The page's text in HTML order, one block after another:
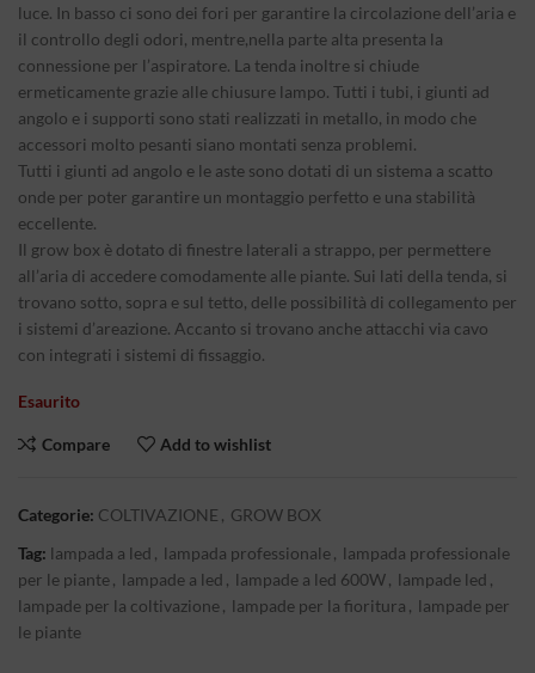
luce. In basso ci sono dei fori per garantire la circolazione dell’aria e
il controllo degli odori, mentre,nella parte alta presenta la
connessione per l’aspiratore. La tenda inoltre si chiude
ermeticamente grazie alle chiusure lampo. Tutti i tubi, i giunti ad
angolo e i supporti sono stati realizzati in metallo, in modo che
accessori molto pesanti siano montati senza problemi.
Tutti i giunti ad angolo e le aste sono dotati di un sistema a scatto
onde per poter garantire un montaggio perfetto e una stabilità
eccellente.
Il grow box è dotato di finestre laterali a strappo, per permettere
all’aria di accedere comodamente alle piante. Sui lati della tenda, si
trovano sotto, sopra e sul tetto, delle possibilità di collegamento per
i sistemi d’areazione. Accanto si trovano anche attacchi via cavo
con integrati i sistemi di fissaggio.
Esaurito
Compare Add to wishlist
Categorie: COLTIVAZIONE , GROW BOX
Tag: lampada a led , lampada professionale, lampada professionale
per le piante, lampade a led , lampade a led 600W, lampade led ,
lampade per la coltivazione, lampade per la fioritura , lampade per
le piante